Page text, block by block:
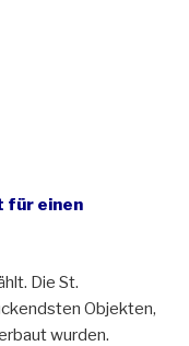
für einen
Die St.
Objekten,
wurden.